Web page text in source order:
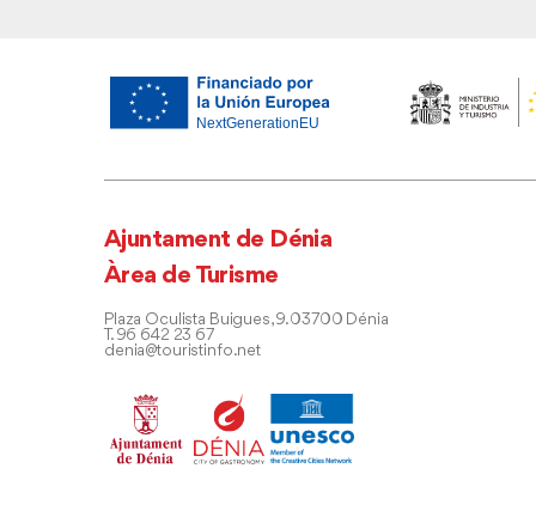
Ajuntament de Dénia
Àrea de Turisme
Plaza Oculista Buigues, 9. 03700 Dénia
T. 96 642 23 67
denia@touristinfo.net